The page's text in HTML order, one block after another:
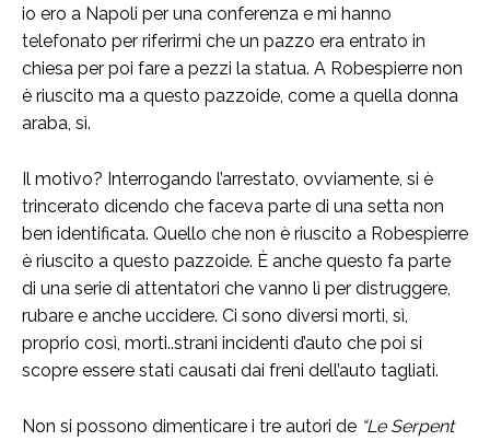
io ero a Napoli per una conferenza e mi hanno
telefonato per riferirmi che un pazzo era entrato in
chiesa per poi fare a pezzi la statua. A Robespierre non
è riuscito ma a questo pazzoide, come a quella donna
araba, sì.
Il motivo? Interrogando l’arrestato, ovviamente, si è
trincerato dicendo che faceva parte di una setta non
ben identificata. Quello che non è riuscito a Robespierre
è riuscito a questo pazzoide. È anche questo fa parte
di una serie di attentatori che vanno lì per distruggere,
rubare e anche uccidere. Ci sono diversi morti, sì,
proprio così, morti..strani incidenti d’auto che poi si
scopre essere stati causati dai freni dell’auto tagliati.
Non si possono dimenticare i tre autori de “Le Serpent